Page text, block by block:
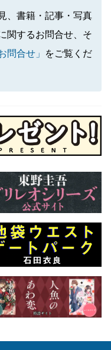
、書籍・記事・写真
関するお問合せ、そ
問合せ」
をご覧くだ